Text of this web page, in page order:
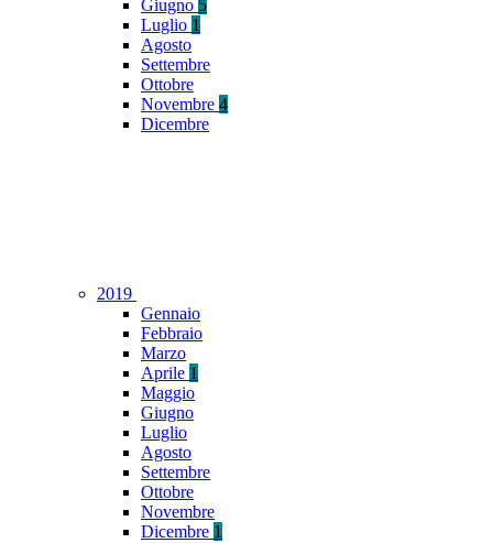
Giugno 5
Luglio 1
Agosto
Settembre
Ottobre
Novembre 4
Dicembre
2019
Gennaio
Febbraio
Marzo
Aprile 1
Maggio
Giugno
Luglio
Agosto
Settembre
Ottobre
Novembre
Dicembre 1